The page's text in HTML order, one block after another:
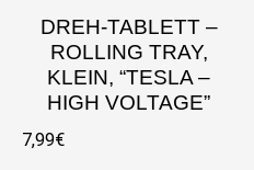
DREH-TABLETT –
ROLLING TRAY,
KLEIN, “TESLA –
HIGH VOLTAGE”
7,99€